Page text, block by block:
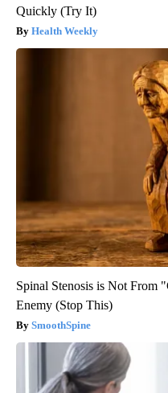
Quickly (Try It)
Health Weekly
Spinal Stenosis is Not From
Enemy (Stop This)
SmoothSpine